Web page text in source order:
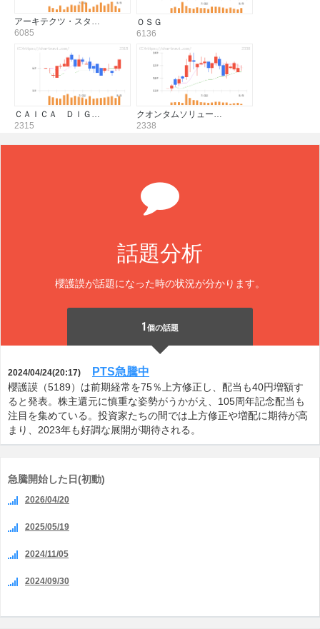
アーキテクツ・スタ…
6085
ＯＳＧ
6136
ＣＡＩＣＡ ＤＩＧ…
2315
クオンタムソリュー…
2338
話題分析
櫻護謨が話題になった時の状況が分かります。
1 個の話題
2024/04/24(20:17) PTS急騰中
櫻護謨（5189）は前期経常を75％上方修正し、配当も40円増額す
ると発表。株主還元に慎重な姿勢がうかがえ、105周年記念配当も
注目を集めている。投資家たちの間では上方修正や増配に期待が高
まり、2023年も好調な展開が期待される。
急騰開始した日(初動)
2026/04/20
2025/05/19
2024/11/05
2024/09/30